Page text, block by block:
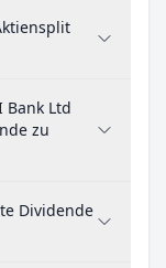
Bank Ltd
zu
Dividende